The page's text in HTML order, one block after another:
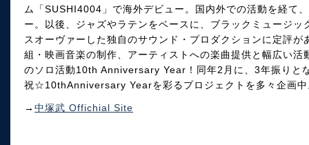
ム「SUSHI4004」で海外デビュー。国内外での活動を経て
ー。以後、ジャズやラテンをベースに、ブラックミュージ
スオーヴァーした独自のサウンド・プロダクションに定評
組・映画音楽の制作、アーティストへの楽曲提供と幅広い
のソロ活動10th Anniversary Year！同年2月に、3年振りと
祝☆10thAnniversary Yearを彩るプロジェクトを多々企画中
→ 中塚武 Offichial Site